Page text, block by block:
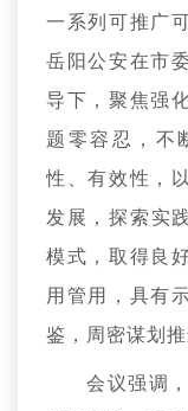
一系列可推广
岳阳公安在市
导下，聚焦强
题零容忍，不
性、有效性，
发展，探索实
模式，取得良
用管用，具有
鉴，周密谋划推
会议强调